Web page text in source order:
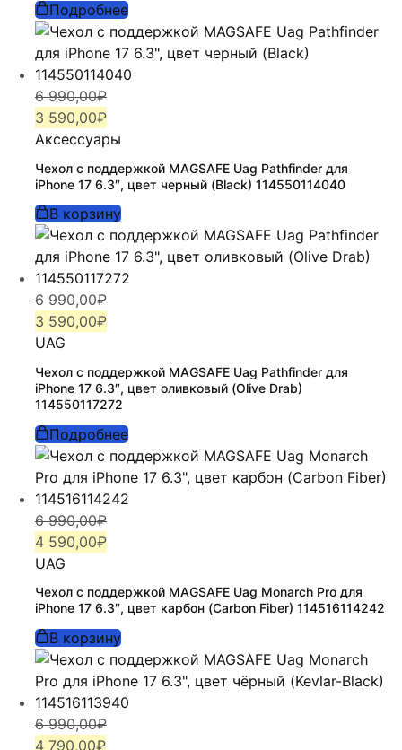
Подробнее
6 990,00₽
Первоначальная
цена
составляла
6
990,00₽.
3 590,00₽
Текущая
цена:
3
590,00₽.
Аксессуары
Чехол с поддержкой MAGSAFE Uag Pathfinder для
iPhone 17 6.3″, цвет черный (Black) 114550114040
В корзину
6 990,00₽
Первоначальная
цена
составляла
6
990,00₽.
3 590,00₽
Текущая
цена:
3
590,00₽.
UAG
Чехол с поддержкой MAGSAFE Uag Pathfinder для
iPhone 17 6.3″, цвет оливковый (Olive Drab)
114550117272
Подробнее
6 990,00₽
Первоначальная
цена
составляла
6
990,00₽.
4 590,00₽
Текущая
цена:
4
590,00₽.
UAG
Чехол с поддержкой MAGSAFE Uag Monarch Pro для
iPhone 17 6.3″, цвет карбон (Carbon Fiber) 114516114242
В корзину
6 990,00₽
Первоначальная
цена
4 790,00₽
Текущая
цена: